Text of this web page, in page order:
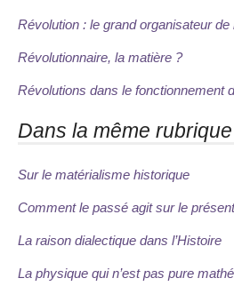
Révolution : le grand organisateur
Révolutionnaire, la matière ?
Révolutions dans le fonctionnement
Dans la même rubrique
Sur le matérialisme historique
Comment le passé agit sur le
La raison dialectique dans l’Histoire
La physique qui n’est pas pure